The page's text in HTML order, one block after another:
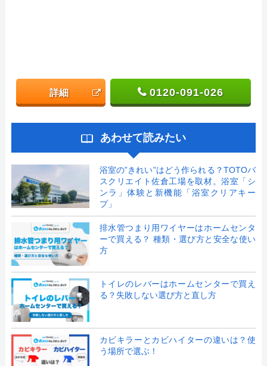
詳細 0120-091-026
あわせて読みたい
浴室の”きれい”はどう作られる？TOTOバ
スクリエイト佐倉工場を取材。浴室「シ
ンラ」体験と新機能「浴室クリアキー
プ」
排水管つまり用ワイヤーはホームセンタ
ーで買える？ 種類・選び方と安全な使い
方
トイレのレバーはホームセンターで買え
る？失敗しない選び方と直し方
カビキラーとカビハイターの違いは？使
う場所で選ぶ！